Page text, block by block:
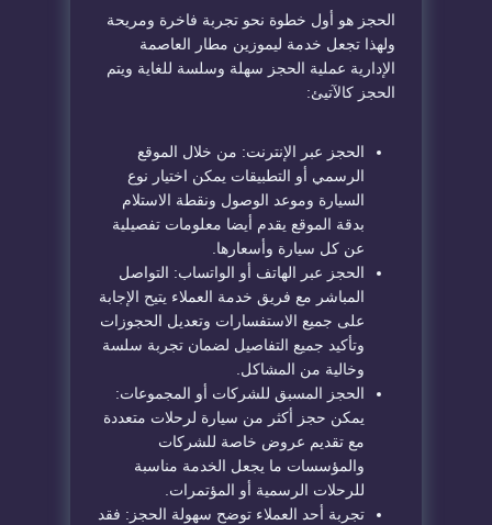
الحجز هو أول خطوة نحو تجربة فاخرة ومريحة
ولهذا تجعل خدمة ليموزين مطار العاصمة
الإدارية عملية الحجز سهلة وسلسة للغاية ويتم
الحجز كالآتيئ:
الحجز عبر الإنترنت: من خلال الموقع
الرسمي أو التطبيقات يمكن اختيار نوع
السيارة وموعد الوصول ونقطة الاستلام
بدقة الموقع يقدم أيضا معلومات تفصيلية
عن كل سيارة وأسعارها.
الحجز عبر الهاتف أو الواتساب: التواصل
المباشر مع فريق خدمة العملاء يتيح الإجابة
على جميع الاستفسارات وتعديل الحجوزات
وتأكيد جميع التفاصيل لضمان تجربة سلسة
وخالية من المشاكل.
الحجز المسبق للشركات أو المجموعات:
يمكن حجز أكثر من سيارة لرحلات متعددة
مع تقديم عروض خاصة للشركات
والمؤسسات ما يجعل الخدمة مناسبة
للرحلات الرسمية أو المؤتمرات.
تجربة أحد العملاء توضح سهولة الحجز: فقد